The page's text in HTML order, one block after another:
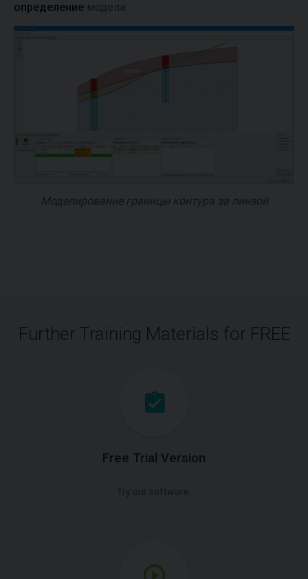
определение модели.
Моделирование границы контура за линзой
Further Training Materials for FREE
Free Trial Version